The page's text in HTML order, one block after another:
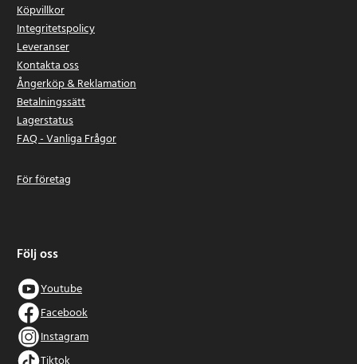
Köpvillkor
Integritetspolicy
Leveranser
Kontakta oss
Ångerköp & Reklamation
Betalningssätt
Lagerstatus
FAQ - Vanliga Frågor
För företag
Följ oss
Youtube
Facebook
Instagram